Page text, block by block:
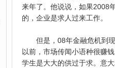
来年了。他说说，如果2008
的，企业是求人过来工作。
但是，08年金融危机到现
以前，市场传闻小语种很赚
学生是大大的供过于求。意